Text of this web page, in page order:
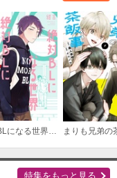
まりも兄弟の
特集をもっと見る